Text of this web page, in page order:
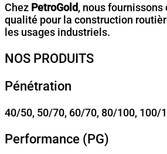
Chez PetroGold, nous
qualité pour la construction
les usages industriels.
NOS PRODUITS
Pénétration
40/50, 50/70, 60/70, 80/100, 100/
Performance (PG)